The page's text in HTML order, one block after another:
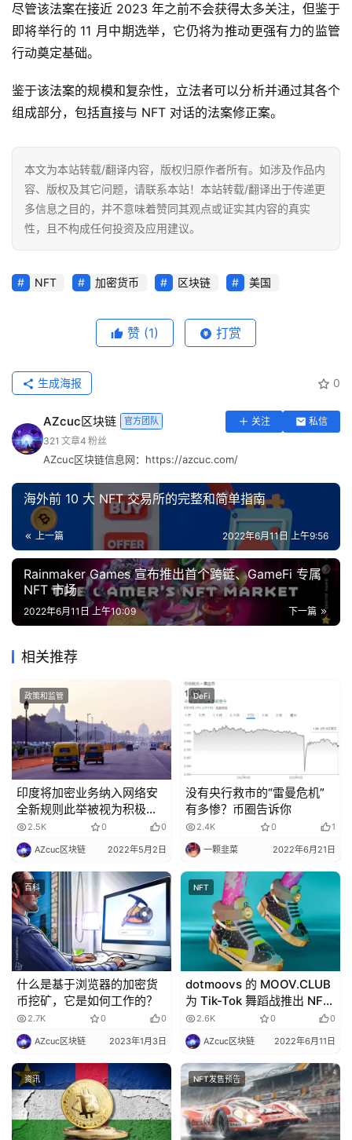
尽管该法案在接近 2023 年之前不会获得太多关注，但鉴于
即将举行的 11 月中期选举，它仍将为推动更强有力的监管
行动奠定基础。
鉴于该法案的规模和复杂性，立法者可以分析并通过其各个
组成部分，包括直接与 NFT 对话的法案修正案。
本文为本站转载/翻译内容，版权归原作者所有。如涉及作品内
容、版权及其它问题，请联系本站！本站转载/翻译出于传递更
多信息之目的，并不意味着赞同其观点或证实其内容的真实
性，且不构成任何投资及应用建议。
NFT 加密货币 区块链 美国
赞 (1) 打赏
0
生成海报
AZcuc区块链 官方团队 关注
私信
321 文章4 粉丝
AZcuc区块链信息网：https://azcuc.com/
海外前 10 大 NFT 交易所的完整和简单指南
上一篇 2022年6月11日 上午9:56
Rainmaker Games 宣布推出首个跨链、GameFi 专属
NFT 市场
下一篇
2022年6月11日 上午10:09
相关推荐
政策和监管
印度将加密业务纳入网络安
全新规则此举被视为积极的
一步，使加密货币行业在多
个方面变得清晰。
2.5K 0 0
AZcuc区块链 2022年5月2日
DeFi
没有央行救市的“雷曼危机”
有多惨？币圈告诉你
2.4K 0 1
一颗韭菜 2022年6月21日
百科
什么是基于浏览器的加密货
币挖矿，它是如何工作的？
2.7K 0 0
AZcuc区块链 2023年1月3日
NFT
dotmoovs 的 MOOV.CLUB
为 Tik-Tok 舞蹈战推出 NFT
运动鞋
2.6K 0 0
AZcuc区块链 2022年6月11日
资讯 NFT发售预告